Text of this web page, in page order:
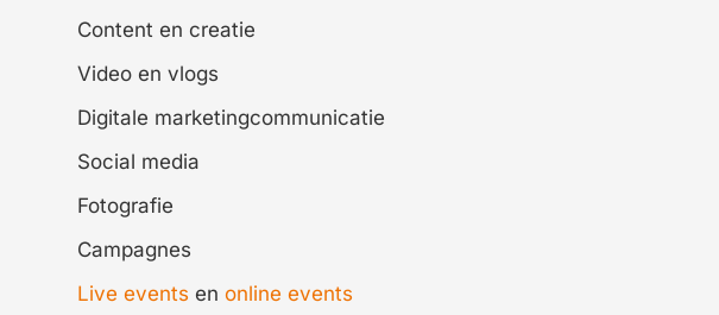
Content en creatie
Video en vlogs
Digitale marketingcommunicatie
Social media
Fotografie
Campagnes
Live events enonline events